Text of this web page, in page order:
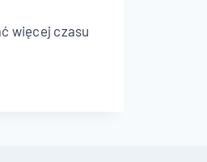
więcej czasu